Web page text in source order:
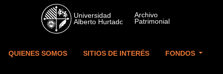
Skip to main content
QUIENES SOMOS SITIOS DE INTERÉS FONDOS